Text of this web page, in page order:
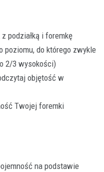
podziałką i foremkę
poziomu, do którego zwykle
2/3 wysokości)
objętość w
Twojej foremki
na podstawie